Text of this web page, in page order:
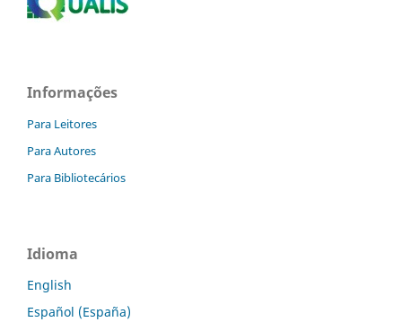
Informações
Para Leitores
Para Autores
Para Bibliotecários
Idioma
English
Español (España)